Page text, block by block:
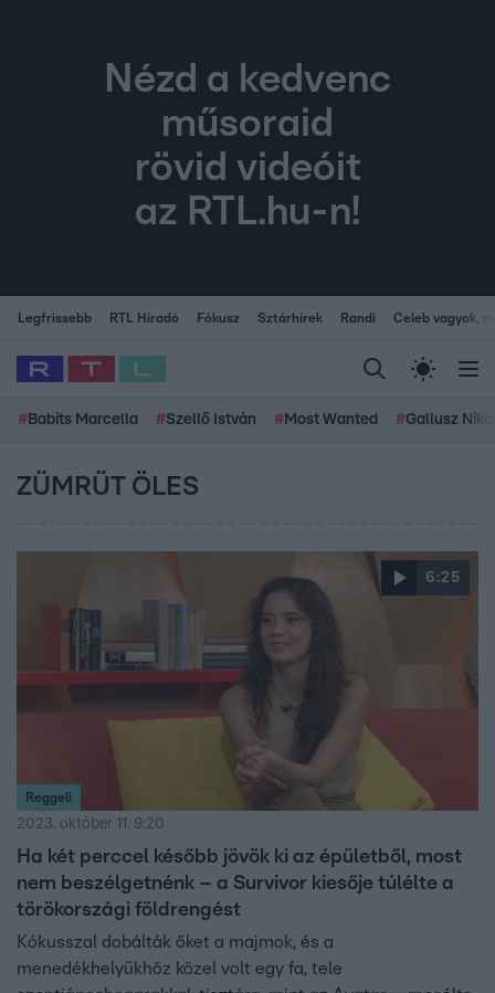
Nézd a kedvenc
műsoraid
rövid videóit
az RTL.hu-n!
Legfrissebb RTL Híradó Fókusz Sztárhírek Randi Celeb vagyok,
# Babits Marcella #Szellő István # Most Wanted #Gallusz
ZÜMRÜT ÖLES
6:25
Reggeli
2023. október 11. 9:20
Ha két perccel később jövök ki az épületből, most
nem beszélgetnénk – a Survivor kiesője túlélte a
törökországi földrengést
Kókusszal dobálták őket a majmok, és a
menedékhelyükhöz közel volt egy fa, tele